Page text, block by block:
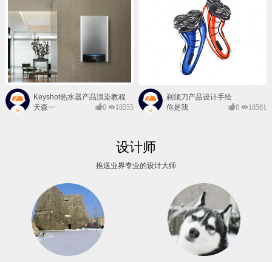
Keyshot热水器产品渲染教程
天森一
0 18555
剃须刀产品设计手绘
你是我
0 18561
设计师
推送业界专业的设计大师